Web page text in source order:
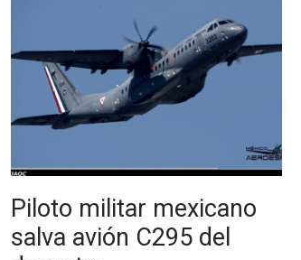
Piloto militar mexicano
salva avión C295 del